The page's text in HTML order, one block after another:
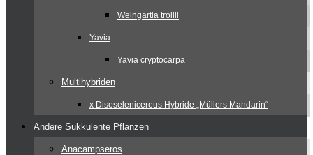
Weingartia trollii
Yavia
Yavia cryptocarpa
Multihybriden
x Disoselenicereus Hybride „Müllers Mandarin“
Andere Sukkulente Pflanzen
Anacampseros